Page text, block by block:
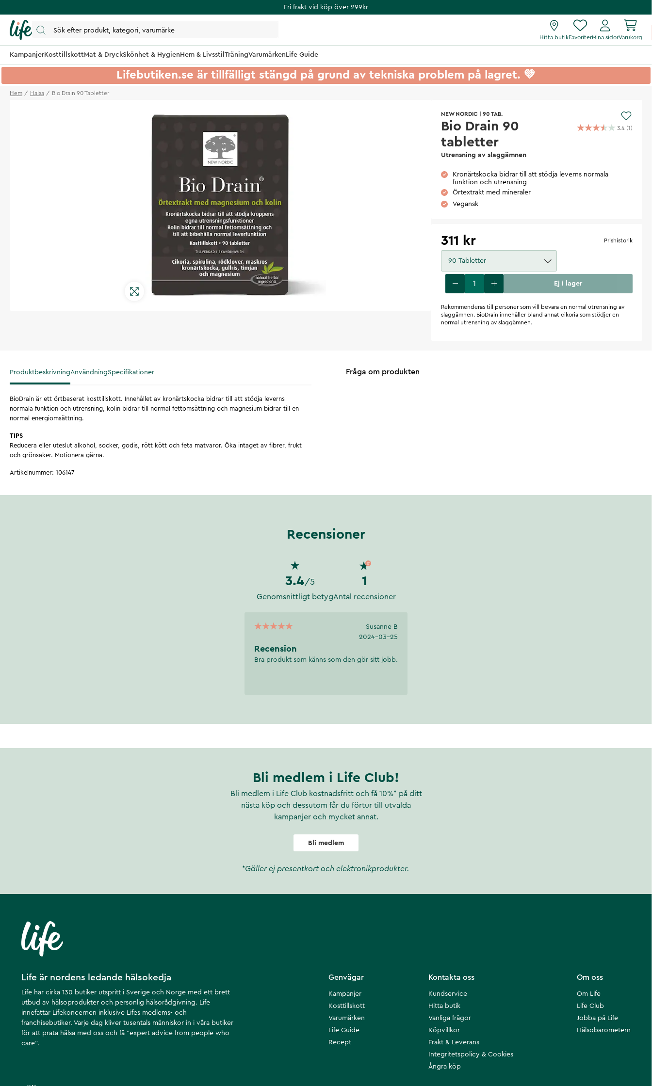
Fri frakt vid köp över 299kr
Hitta butikFavoriterMina sidorVarukorg
KampanjerKosttillskottMat & DryckSkönhet & HygienHem & Livsstil TräningVarumärkenLife Guide
Lifebutiken.se är tillfälligt stängd på grund av tekniska problem på lagret. 💚
Hem Halsa Bio Drain 90 Tabletter
NEW NORDIC 90 TAB.
Bio Drain 90
tabletter
Utrensning av slaggämnen
3.4 (1)
Kronärtskocka bidrar till att stödja leverns normala
funktion och utrensning
Örtextrakt med mineraler
Vegansk
311 kr Prishistorik
90 Tabletter
Ej i lager
Rekommenderas till personer som vill bevara en normal utrensning av
slaggämnen. BioDrain innehåller bland annat cikoria som stödjer en
normal utrensning av slaggämnen.
ProduktbeskrivningAnvändningSpecifikationer
BioDrain är ett örtbaserat kosttillskott. Innehållet av kronärtskocka bidrar till att stödja leverns
normala funktion och utrensning, kolin bidrar till normal fettomsättning och magnesium bidrar till en
normal energiomsättning.
TIPS
Reducera eller uteslut alkohol, socker, godis, rött kött och feta matvaror. Öka intaget av fibrer, frukt
och grönsaker. Motionera gärna.
Artikelnummer: 106147
Fråga om produkten
Recensioner
3.4/5
Genomsnittligt betyg
1
Antal recensioner
Susanne B
2024-03-25
Recension
Bra produkt som känns som den gör sitt jobb.
Bli medlem i Life Club!
Bli medlem i Life Club kostnadsfritt och få 10%* på ditt
nästa köp och dessutom får du förtur till utvalda
kampanjer och mycket annat.
Bli medlem
*Gäller ej presentkort och elektronikprodukter.
Life är nordens ledande hälsokedja
Life har cirka 130 butiker utspritt i Sverige och Norge med ett brett
utbud av hälsoprodukter och personlig hälsorådgivning. Life
innefattar Lifekoncernen inklusive Lifes medlems- och
franchisebutiker. Varje dag kliver tusentals människor in i våra butiker
för att prata hälsa med oss och få ”expert advice from people who
care”.
Om oss
Om Life
Life Club
Jobba på Life
Hälsobarometern
Kontakta oss
Kundservice
Hitta butik
Vanliga frågor
Köpvillkor
Frakt & Leverans
Integritetspolicy & Cookies
Ångra köp
Genvägar
Kampanjer
Kosttillskott
Varumärken
Life Guide
Recept